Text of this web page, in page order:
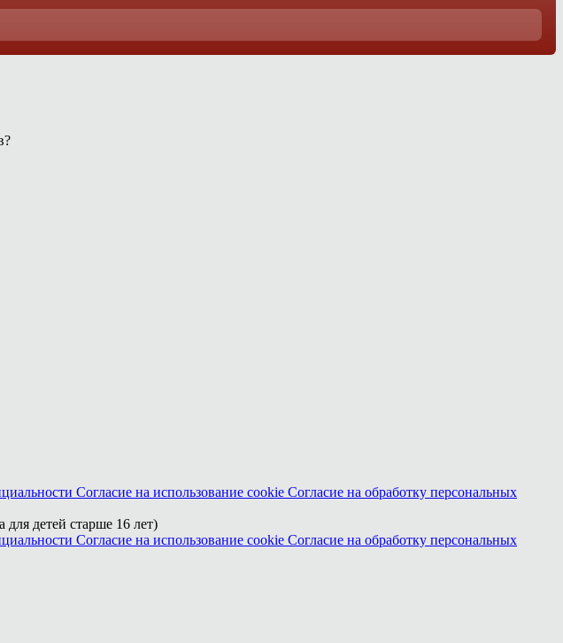
Согласие на использование cookie Согласие на обработку персональных
детей старше 16 лет)
Согласие на использование cookie Согласие на обработку персональных